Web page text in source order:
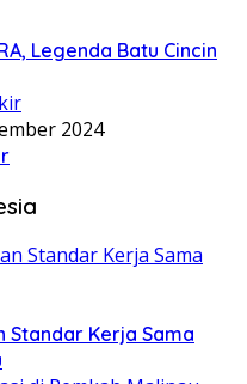
Legenda Batu Cincin
2024
Standar Kerja Sama